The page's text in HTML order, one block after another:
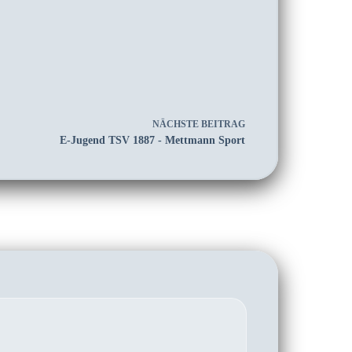
NÄCHSTEBEITRAG
E-Jugend TSV 1887 - Mettmann Sport